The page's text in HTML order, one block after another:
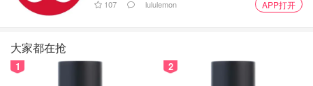
150毫米。英格兰多地预计40-60毫米降雨，部分地区将达
107 lululemon APP打开
大家都在抢
1 2